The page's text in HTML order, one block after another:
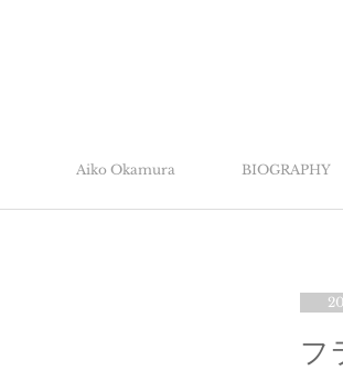
Aiko Okamura BIOGRAPHY
フ